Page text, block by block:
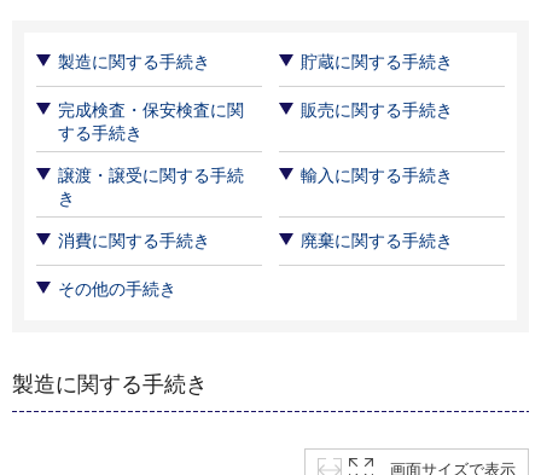
製造に関する手続き 貯蔵に関する手続き
完成検査・保安検査に関
する手続き
販売に関する手続き
譲渡・譲受に関する手続
き
輸入に関する手続き
消費に関する手続き 廃棄に関する手続き
その他の手続き
製造に関する手続き
画面サイズで表示